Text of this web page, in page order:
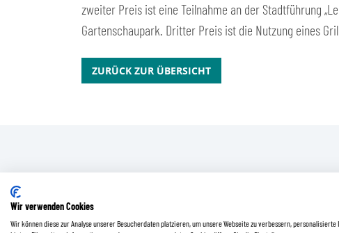
zweiter Preis ist eine Teilnahme an der Stadtführung
Gartenschaupark. Dritter Preis ist die Nutzung eines
ZURÜCK ZUR ÜBERSICHT
© Stadt Rietberg | All Rights Reserved Kontakt
Wir verwenden Cookies
Wir können diese zur Analyse unserer Besucherdaten platzieren, um unsere Webseite zu verbessern,